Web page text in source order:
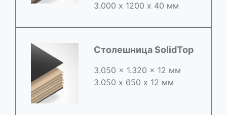
3.000 х 1200 х 40 мм
Столешница SolidTop
3.050 x 1.320 x 12 мм
3.050 х 650 х 12 мм